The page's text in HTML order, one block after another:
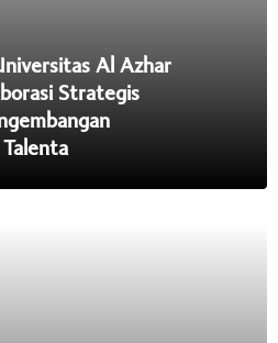
Al Azhar
Strategis